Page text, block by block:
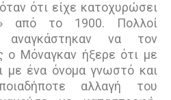
ότι είχε κατοχυρώσει
από το 1900. Πολλοί
αναγκάστηκαν να τον
ο Μόναγκαν ήξερε ότι µε
µε ένα όνοµα γνωστό και
αλλαγή του